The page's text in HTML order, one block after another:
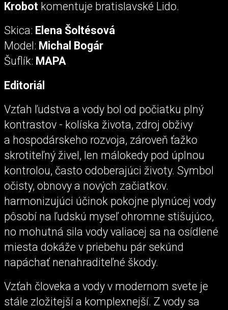
Krobot komentuje bratislavské Lido.
Skica: Elena Šoltésová
Model: Michal Bogár
Šuflík: MAPA
Editoriál
Vzťah ľudstva a vody bol od počiatku plný
kontrastov - kolíska života, zdroj obživy
a hospodárskeho rozvoja, zároveň ťažko
skrotiteľný živel, len málokedy pod úplnou
kontrolou, často odoberajúci životy. Symbol
očisty, obnovy a nových začiatkov.
harmonizujúci účinok pokojne plynúcej vody
pôsobí na ľudskú myseľ ohromne stišujúco,
no mohutná sila vody valiacej sa na osídlené
miesta dokáže v priebehu pár sekúnd
napáchať nenahraditeľné škody.
Vzťah človeka a vody v modernom svete je
stále zložitejší a komplexnejší. Z vody sa